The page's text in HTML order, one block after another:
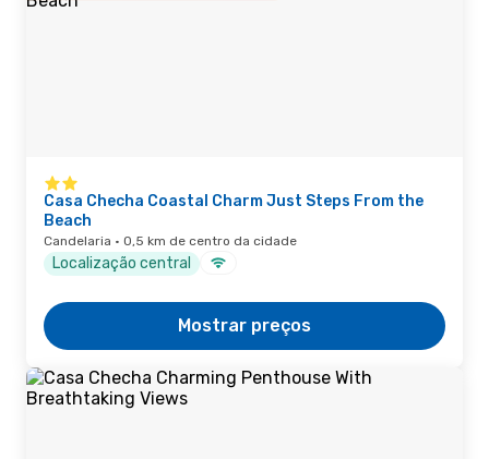
Casa Checha Coastal Charm Just Steps From the
Beach
Candelaria · 0,5 km de centro da cidade
Localização central
Mostrar preços